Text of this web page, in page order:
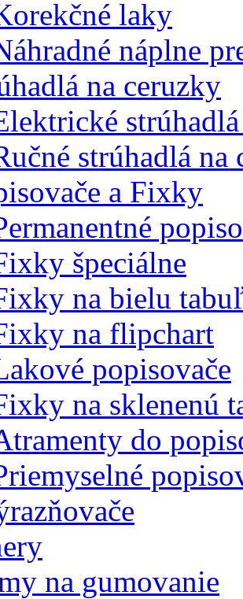
laky
náplne
na ceruzky
strúhadlá na
a Fixky
špeciálne
na bielu
na flipchart
popisovače
na sklenenú
do
na gumovanie